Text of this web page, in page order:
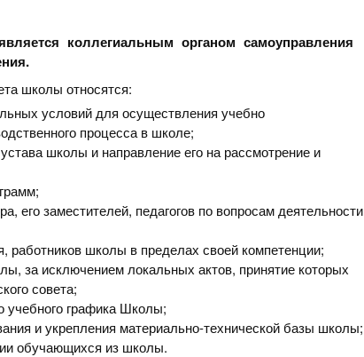
коллегиальным органом самоуправления
школы относятся:
условий для осуществления учебно
процесса в школе;
школы и направление его на рассмотрение и
его заместителей, педагогов по вопросам деятельности
работников школы в пределах своей компетенции;
за исключением локальных актов, принятие которых
совета;
учебного графика Школы;
и укрепления материально-технической базы школы;
обучающихся из школы.